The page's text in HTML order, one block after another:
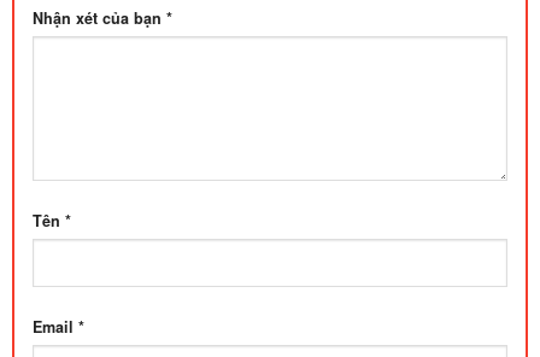
Nhận xét của bạn *
Tên *
Email *